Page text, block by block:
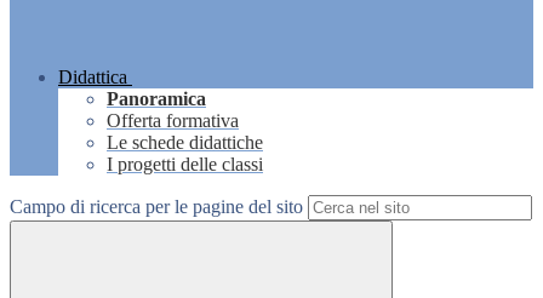
Didattica
Panoramica
Offerta formativa
Le schede didattiche
I progetti delle classi
Campo di ricerca per le pagine del sito